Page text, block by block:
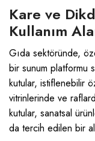
Kare ve
Kullanım
Gıda sektöründe,
bir sunum platformu
kutular, istiflenebilir
vitrinlerinde ve
kutular, sanatsal
da tercih edilen bir